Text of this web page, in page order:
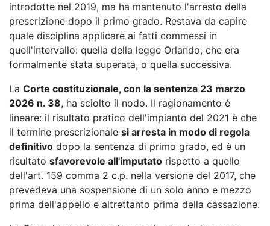
introdotte nel 2019, ma ha mantenuto l'arresto della
prescrizione dopo il primo grado. Restava da capire
quale disciplina applicare ai fatti commessi in
quell'intervallo: quella della legge Orlando, che era
formalmente stata superata, o quella successiva.
La Corte costituzionale, con la sentenza 23 marzo
2026 n. 38, ha sciolto il nodo. Il ragionamento è
lineare: il risultato pratico dell'impianto del 2021 è che
il termine prescrizionale si arresta in modo di regola
definitivo dopo la sentenza di primo grado, ed è un
risultato sfavorevole all'imputato rispetto a quello
dell'art. 159 comma 2 c.p. nella versione del 2017, che
prevedeva una sospensione di un solo anno e mezzo
prima dell'appello e altrettanto prima della cassazione.